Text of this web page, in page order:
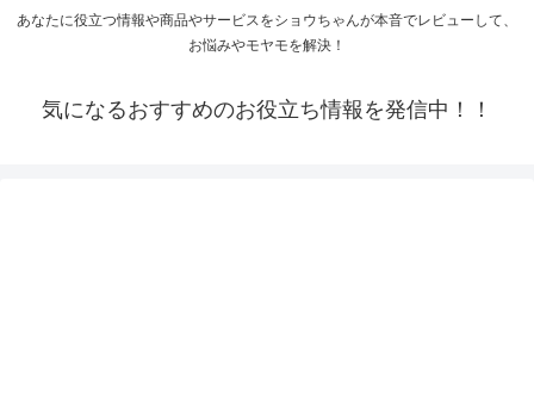
あなたに役立つ情報や商品やサービスをショウちゃんが本音でレビューして、
お悩みやモヤモを解決！
気になるおすすめのお役立ち情報を発信中！！